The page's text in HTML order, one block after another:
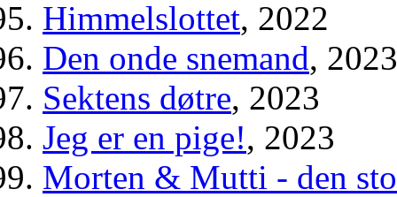
Himmelslottet, 2022
Den onde snemand, 2023
Sektens døtre, 2023
Jeg er en pige!, 2023
Morten & Mutti - den